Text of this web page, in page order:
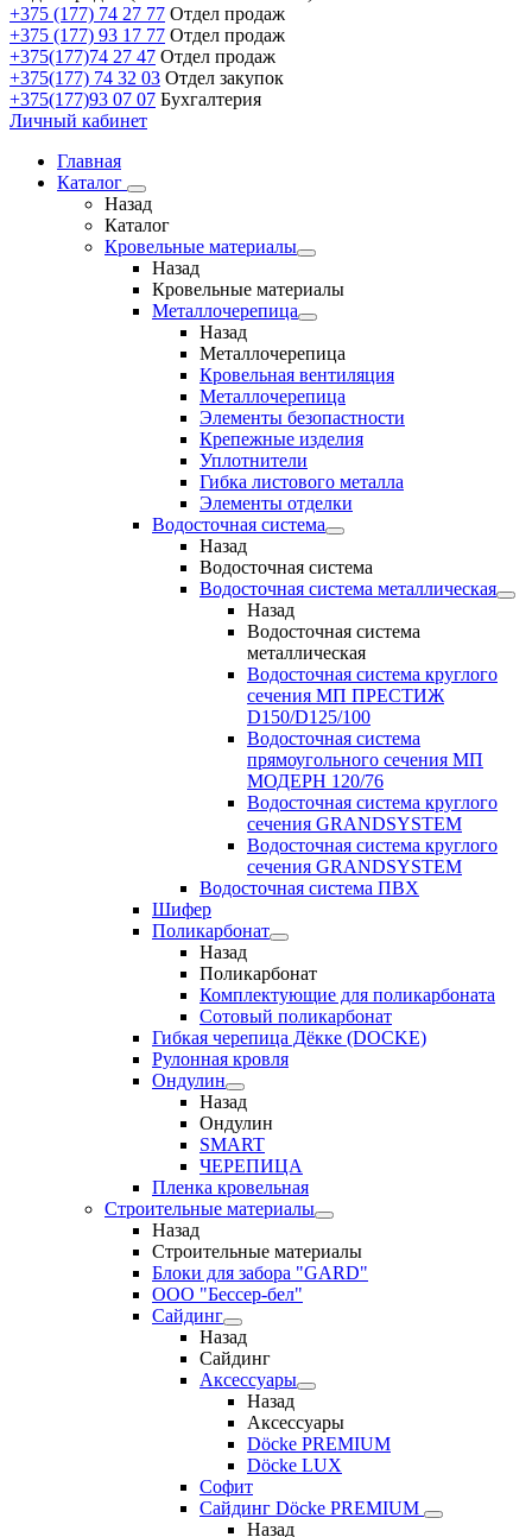
+375 (177) 74 27 77 Отдел продаж
+375 (177) 93 17 77 Отдел продаж
+375(177)74 27 47 Отдел продаж
+375(177) 74 32 03 Отдел закупок
+375(177)93 07 07 Бухгалтерия
Личный кабинет
Главная
Каталог
Назад
Каталог
Кровельные материалы
Назад
Кровельные материалы
Металлочерепица
Назад
Металлочерепица
Кровельная вентиляция
Металлочерепица
Элементы безопастности
Крепежные изделия
Уплотнители
Гибка листового металла
Элементы отделки
Водосточная система
Назад
Водосточная система
Водосточная система металлическая
Назад
Водосточная система
металлическая
Водосточная система круглого
сечения МП ПРЕСТИЖ
D150/D125/100
Водосточная система
прямоугольного сечения МП
МОДЕРН 120/76
Водосточная система круглого
сечения GRANDSYSTEM
Водосточная система круглого
сечения GRANDSYSTEM
Водосточная система ПВХ
Шифер
Поликарбонат
Назад
Поликарбонат
Комплектующие для поликарбоната
Сотовый поликарбонат
Гибкая черепица Дёкке (DOCKE)
Рулонная кровля
Ондулин
Назад
Ондулин
SMART
ЧЕРЕПИЦА
Пленка кровельная
Строительные материалы
Назад
Строительные материалы
Блоки для забора "GARD"
ООО "Бессер-бел"
Сайдинг
Назад
Сайдинг
Аксессуары
Назад
Аксессуары
Döcke PREMIUM
Döcke LUX
Софит
Сайдинг Döcke PREMIUM
Назад